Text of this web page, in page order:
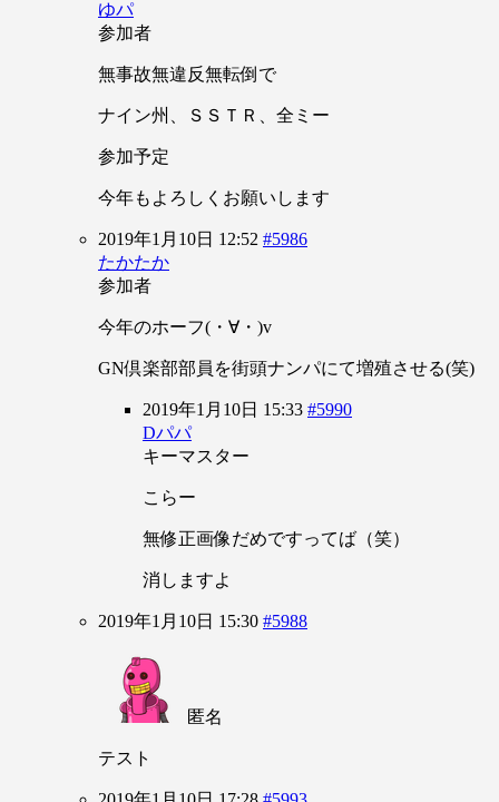
ゆパ
参加者
無事故無違反無転倒で
ナイン州、ＳＳＴＲ、全ミー
参加予定
今年もよろしくお願いします
2019年1月10日 12:52 #5986
たかたか
参加者
今年のホーフ(・∀・)v
GN倶楽部部員を街頭ナンパにて増殖させる(笑)
2019年1月10日 15:33 #5990
Dパパ
キーマスター
こらー
無修正画像だめですってば（笑）
消しますよ
2019年1月10日 15:30 #5988
匿名
テスト